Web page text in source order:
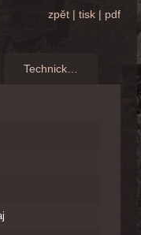
zpět |tisk | pdf
Technické fotografie